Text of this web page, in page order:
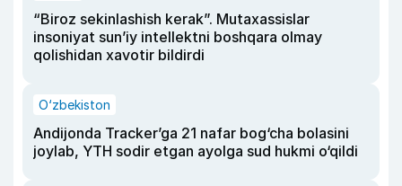
“Biroz sekinlashish kerak”. Mutaxassislar
insoniyat sun’iy intellektni boshqara olmay
qolishidan xavotir bildirdi
O‘zbekiston
Andijonda Tracker’ga 21 nafar bog‘cha bolasini
joylab, YTH sodir etgan ayolga sud hukmi o‘qildi